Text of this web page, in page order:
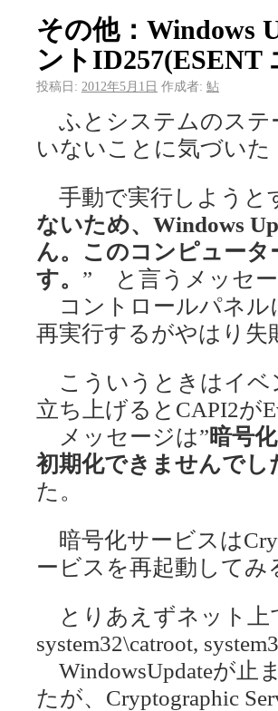
その他：Windows
ントID257(ESENT
投稿日: 2012年5月1日 作成者: 鮎
ふとシステムのステ
いないことに気づいた
手動で実行しよう
ないため、Windows
ん。このコンピュー
す。 ” と言うメッセー
コントロールパネル
再実行するがやはり失
こういうときはイベ
立ち上げるとCAPI2が
メッセージは”暗号
初期化できませんでし
た。
暗号化サービスは
ービスを再起動して
とりあえずネット上
system32\catroot,
WindowsUpdateが止
たが、Cryptographic